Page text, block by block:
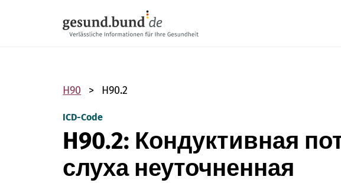
H90 H90.2
ICD-Code
H90.2: Кондуктивная
слуха неуточненная